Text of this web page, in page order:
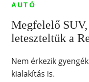
AUTÓ
Megfelelő
leteszteltük a
Nem érkezik
kialakítás is.